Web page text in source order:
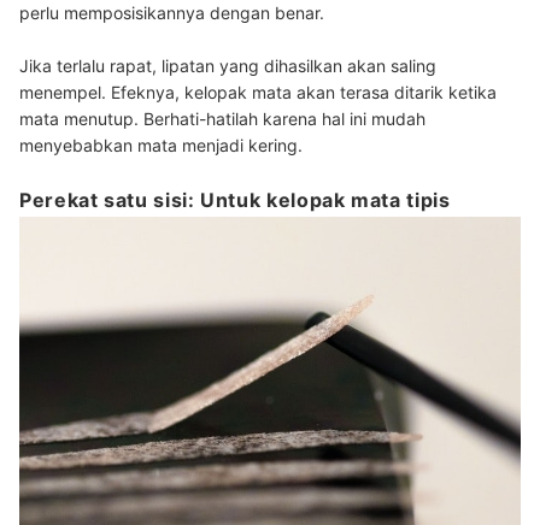
perlu memposisikannya dengan benar.
Jika terlalu rapat, lipatan yang dihasilkan akan saling
menempel. Efeknya, kelopak mata akan terasa ditarik ketika
mata menutup. Berhati-hatilah karena hal ini mudah
menyebabkan mata menjadi kering.
Perekat satu sisi: Untuk kelopak mata tipis